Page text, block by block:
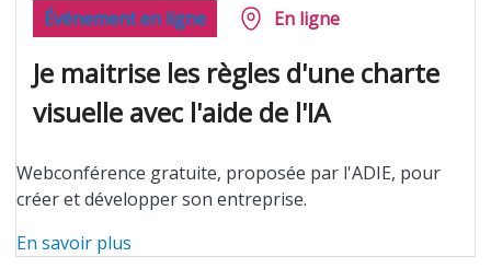
Je maitrise les règles d'une charte
visuelle avec l'aide de l'IA
Événement en ligne En ligne
Webconférence gratuite, proposée par l'ADIE, pour
créer et développer son entreprise.
En savoir plus